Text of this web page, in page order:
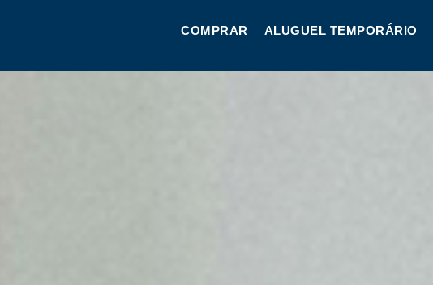
COMPRAR ALUGUEL TEMPORÁRIO